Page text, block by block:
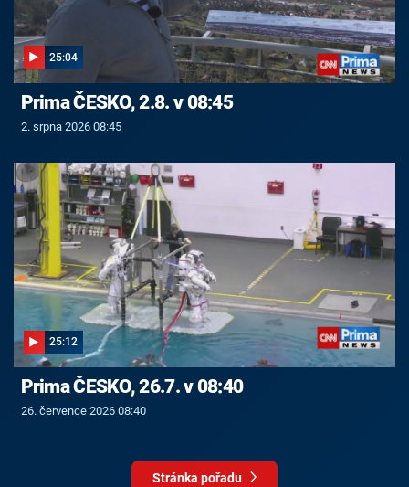
25:04
Prima ČESKO, 2.8. v 08:45
2. srpna 2026 08:45
25:12
Prima ČESKO, 26.7. v 08:40
26. července 2026 08:40
Stránka pořadu